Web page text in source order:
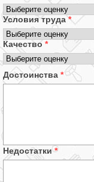
Условия труда*
Качество *
Достоинства *
Недостатки*